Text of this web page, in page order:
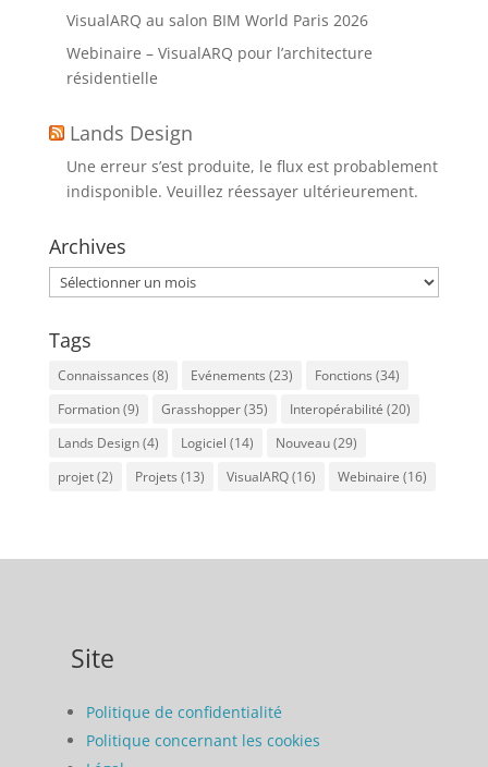
VisualARQ au salon BIM World Paris 2026
Webinaire – VisualARQ pour l’architecture
résidentielle
Lands Design
Une erreur s’est produite, le flux est probablement
indisponible. Veuillez réessayer ultérieurement.
Archives
Archives
Tags
Connaissances (8) Evénements (23) Fonctions (34)
Formation(9) Grasshopper(35) Interopérabilité (20)
Lands Design(4) Logiciel (14) Nouveau(29)
projet(2) Projets (13) VisualARQ(16) Webinaire (16)
Site
Politique de confidentialité
Politique concernant les cookies